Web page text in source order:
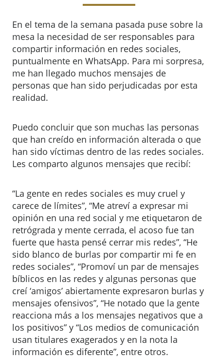
En el tema de la semana pasada puse sobre la
mesa la necesidad de ser responsables para
compartir información en redes sociales,
puntualmente en WhatsApp. Para mi sorpresa,
me han llegado muchos mensajes de
personas que han sido perjudicadas por esta
realidad.
Puedo concluir que son muchas las personas
que han creído en información alterada o que
han sido víctimas dentro de las redes sociales.
Les comparto algunos mensajes que recibí:
“La gente en redes sociales es muy cruel y
carece de límites”, “Me atreví a expresar mi
opinión en una red social y me etiquetaron de
retrógrada y mente cerrada, el acoso fue tan
fuerte que hasta pensé cerrar mis redes”, “He
sido blanco de burlas por compartir mi fe en
redes sociales”, “Promoví un par de mensajes
bíblicos en las redes y algunas personas que
creí ‘amigos’ abiertamente expresaron burlas y
mensajes ofensivos”, “He notado que la gente
reacciona más a los mensajes negativos que a
los positivos” y “Los medios de comunicación
usan titulares exagerados y en la nota la
información es diferente”, entre otros.